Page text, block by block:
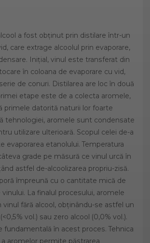
a fost obținut prin distilare într-un
care extrage alcoolul prin evaporare,
Inițial, vinul este transferat din
în coloana de evaporare cu vid,
de conuri. Distilarea are loc în două
etape este de a colecta aromele,
primele datorită naturii lor foarte
tehnologiei, aromele sunt condensate
utilizare ulterioară. Scopul celei de-a
evaporarea etanolului. Temperatura
grade pe măsură ce vinul urcă în
astfel de-alcoolizarea propriu-zisă.
împreună cu o cantitate mică de
vinului. La finalul procesului, aromele
vinul fără alcool, obținându-se astfel un
vol.) sau zero alcool (0,0% vol.).
fundamentală în acest proces. Tehnica
aromelor permite păstrarea